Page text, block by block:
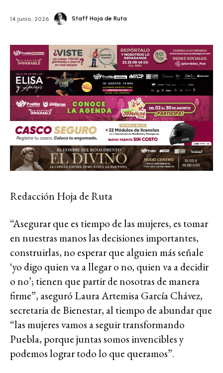
14 junio, 2026 Staff Hoja de Ruta
Redacción Hoja de Ruta
“Asegurar que es tiempo de las mujeres, es tomar
en nuestras manos las decisiones importantes,
construirlas, no esperar que alguien más señale
‘yo digo quien va a llegar o no, quien va a decidir
o no’; tienen que partir de nosotras de manera
firme”, aseguró Laura Artemisa García Chávez,
secretaria de Bienestar, al tiempo de abundar que
“las mujeres vamos a seguir transformando
Puebla, porque juntas somos invencibles y
podemos lograr todo lo que queramos”.